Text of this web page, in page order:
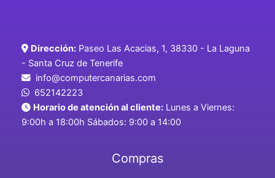
Dirección: Paseo Las Acacias, 1, 38330 - La Laguna
- Santa Cruz de Tenerife
info@computercanarias.com
652142223
Horario de atención al cliente: Lunes a Viernes:
9:00h a 18:00h Sábados: 9:00 a 14:00
Compras